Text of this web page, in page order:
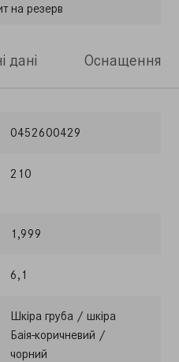
на резерв
дані Оснащення
0452600429
210
1,999
6,1
Шкіра груба / шкіра
Баія-коричневий /
чорний